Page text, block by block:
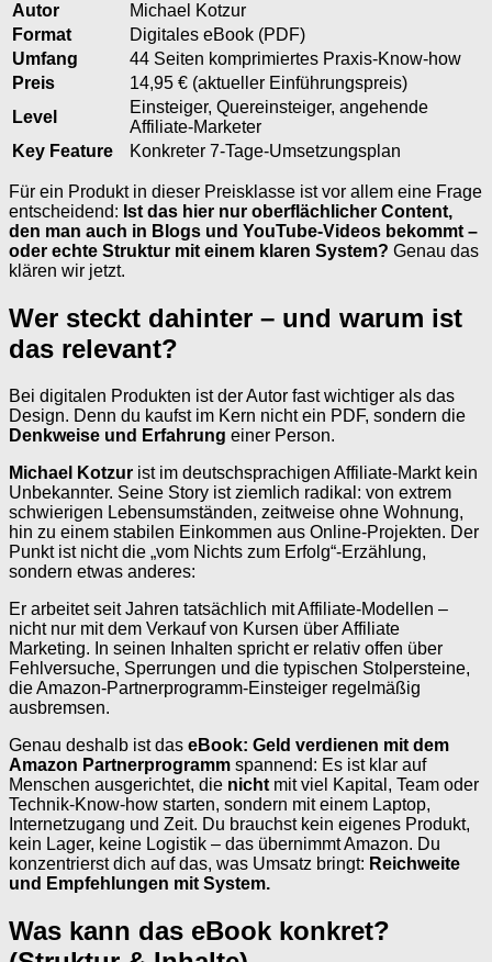
Autor
Michael Kotzur
Format
Digitales eBook (PDF)
Umfang
44 Seiten komprimiertes Praxis-Know-how
Preis
14,95 € (aktueller Einführungspreis)
Level
Einsteiger, Quereinsteiger, angehende
Affiliate-Marketer
Key Feature
Konkreter 7-Tage-Umsetzungsplan
Für ein Produkt in dieser Preisklasse ist vor allem eine Frage
entscheidend: Ist das hier nur oberflächlicher Content,
den man auch in Blogs und YouTube-Videos bekommt –
oder echte Struktur mit einem klaren System? Genau das
klären wir jetzt.
Wer steckt dahinter – und warum ist
das relevant?
Bei digitalen Produkten ist der Autor fast wichtiger als das
Design. Denn du kaufst im Kern nicht ein PDF, sondern die
Denkweise und Erfahrung einer Person.
Michael Kotzur ist im deutschsprachigen Affiliate-Markt kein
Unbekannter. Seine Story ist ziemlich radikal: von extrem
schwierigen Lebensumständen, zeitweise ohne Wohnung,
hin zu einem stabilen Einkommen aus Online-Projekten. Der
Punkt ist nicht die „vom Nichts zum Erfolg“-Erzählung,
sondern etwas anderes:
Er arbeitet seit Jahren tatsächlich mit Affiliate-Modellen –
nicht nur mit dem Verkauf von Kursen über Affiliate
Marketing. In seinen Inhalten spricht er relativ offen über
Fehlversuche, Sperrungen und die typischen Stolpersteine,
die Amazon-Partnerprogramm-Einsteiger regelmäßig
ausbremsen.
Genau deshalb ist das eBook: Geld verdienen mit dem
Amazon Partnerprogramm spannend: Es ist klar auf
Menschen ausgerichtet, die nicht mit viel Kapital, Team oder
Technik-Know-how starten, sondern mit einem Laptop,
Internetzugang und Zeit. Du brauchst kein eigenes Produkt,
kein Lager, keine Logistik – das übernimmt Amazon. Du
konzentrierst dich auf das, was Umsatz bringt: Reichweite
und Empfehlungen mit System.
Was kann das eBook konkret?